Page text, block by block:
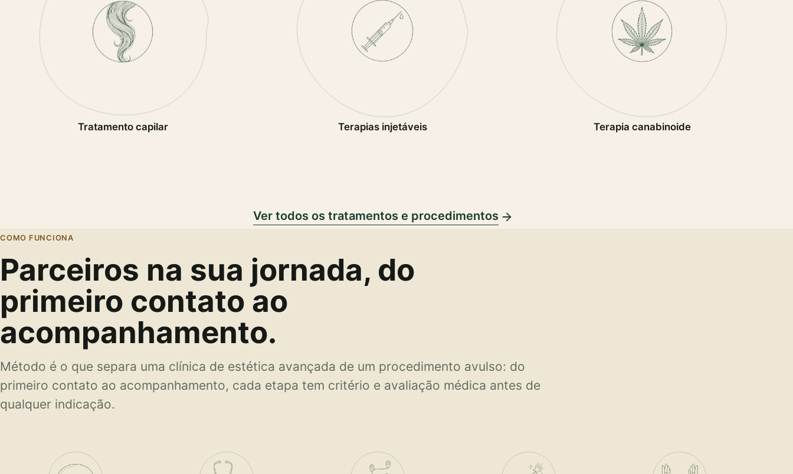
Tratamento capilar Terapias injetáveis Terapia canabinoide
Ver todos os tratamentos e procedimentos
COMO FUNCIONA
Parceiros na sua jornada, do
primeiro contato ao
acompanhamento.
Método é o que separa uma clínica de estética avançada de um procedimento avulso: do
primeiro contato ao acompanhamento, cada etapa tem critério e avaliação médica antes de
qualquer indicação.